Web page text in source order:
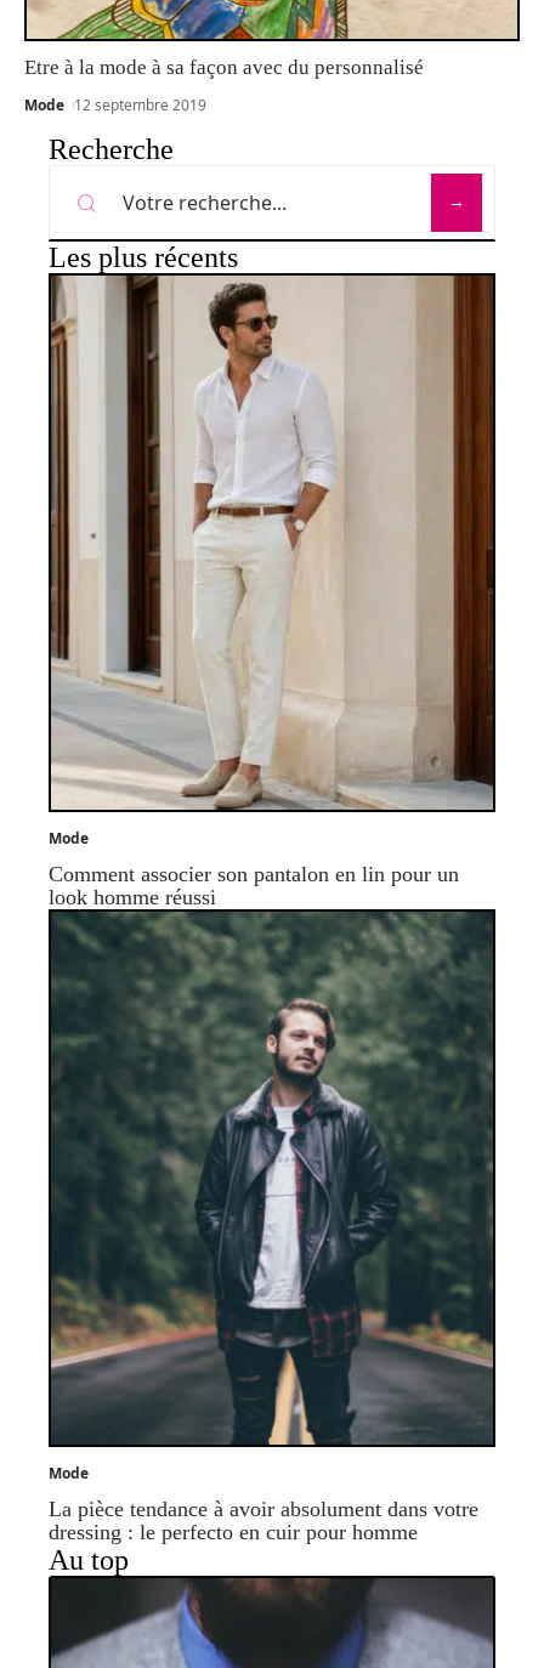
Etre à la mode à sa façon avec du personnalisé
Mode 12 septembre 2019
Recherche
Les plus récents
Mode
Comment associer son pantalon en lin pour un
look homme réussi
Mode
La pièce tendance à avoir absolument dans votre
dressing : le perfecto en cuir pour homme
Au top